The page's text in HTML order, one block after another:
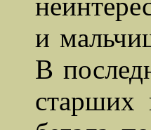
и
В
старших